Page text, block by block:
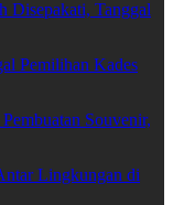
Disepakati, Tanggal
Pemilihan Kades
Souvenir,
Lingkungan di